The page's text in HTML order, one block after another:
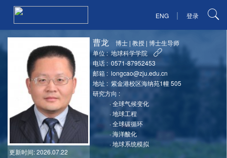
ENG | 登录
更新时间: 2026.07.22
曹龙 博士 |教授 |博士生导师
单位 : 地球科学学院
电话 : 0571-87952453
邮箱 : longcao@zju.edu.cn
地址 : 紫金港校区海纳苑1幢 505
研究方向 :
·全球气候变化
·地球工程
·全球碳循环
·海洋酸化
·地球系统模拟